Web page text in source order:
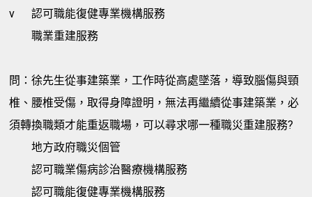
v
認可職能復健專業機構服務
職業重建服務
問：徐先生從事建築業，工作時從高處墜落，導致腦傷與頸
椎、腰椎受傷，取得身障證明，無法再繼續從事建築業，必
須轉換職類才能重返職場，可以尋求哪一種職災重建服務?
地方政府職災個管
認可職業傷病診治醫療機構服務
認可職能復健專業機構服務